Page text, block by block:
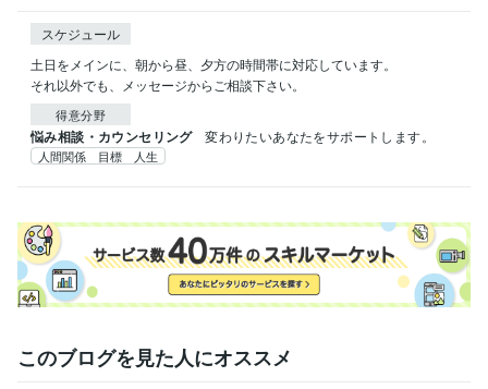
スケジュール
土日をメインに、朝から昼、夕方の時間帯に対応しています。
それ以外でも、メッセージからご相談下さい。
得意分野
悩み相談・カウンセリング 変わりたいあなたをサポートします。
人間関係 目標 人生
このブログを見た人にオススメ